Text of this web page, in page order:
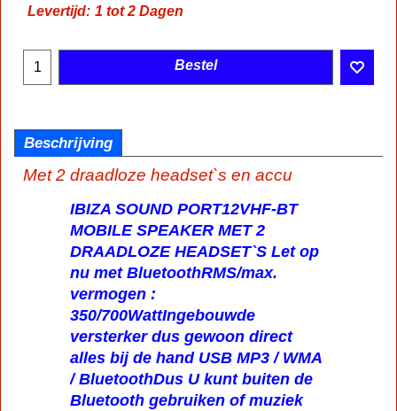
Levertijd: 1 tot 2 Dagen
Bestel
Beschrijving
Met 2 draadloze headset`s en accu
IBIZA SOUND PORT12VHF-BT
MOBILE SPEAKER MET 2
DRAADLOZE HEADSET`S Let op
nu met BluetoothRMS/max.
vermogen :
350/700WattIngebouwde
versterker dus gewoon direct
alles bij de hand USB MP3 / WMA
/ BluetoothDus U kunt buiten de
Bluetooth gebruiken of muziek